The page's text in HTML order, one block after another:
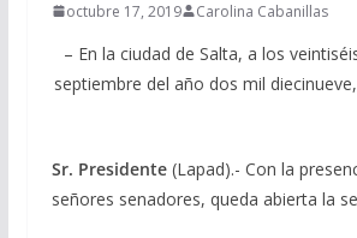
octubre 17, 2019 Carolina Cabanillas
– En la ciudad de Salta, a los
septiembre del año dos mil
Sr. Presidente(Lapad).- Con la
señores senadores, queda abierta la